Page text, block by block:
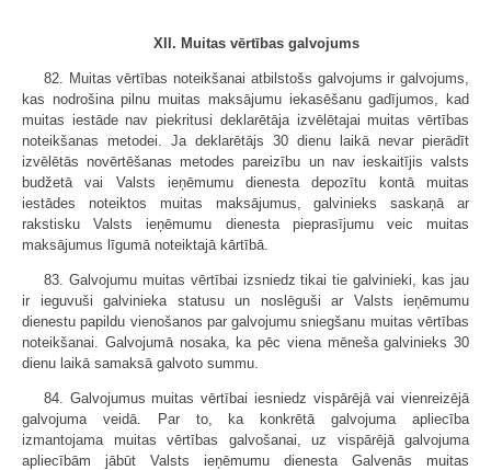
XII. Muitas vērtības galvojums
82. Muitas vērtības noteikšanai atbilstošs galvojums ir galvojums,
kas nodrošina pilnu muitas maksājumu iekasēšanu gadījumos, kad
muitas iestāde nav piekritusi deklarētāja izvēlētajai muitas vērtības
noteikšanas metodei. Ja deklarētājs 30 dienu laikā nevar pierādīt
izvēlētās novērtēšanas metodes pareizību un nav ieskaitījis valsts
budžetā vai Valsts ieņēmumu dienesta depozītu kontā muitas
iestādes noteiktos muitas maksājumus, galvinieks saskaņā ar
rakstisku Valsts ieņēmumu dienesta pieprasījumu veic muitas
maksājumus līgumā noteiktajā kārtībā.
83. Galvojumu muitas vērtībai izsniedz tikai tie galvinieki, kas jau
ir ieguvuši galvinieka statusu un noslēguši ar Valsts ieņēmumu
dienestu papildu vienošanos par galvojumu sniegšanu muitas vērtības
noteikšanai. Galvojumā nosaka, ka pēc viena mēneša galvinieks 30
dienu laikā samaksā galvoto summu.
84. Galvojumus muitas vērtībai iesniedz vispārējā vai vienreizējā
galvojuma veidā. Par to, ka konkrētā galvojuma apliecība
izmantojama muitas vērtības galvošanai, uz vispārējā galvojuma
apliecībām jābūt Valsts ieņēmumu dienesta Galvenās muitas